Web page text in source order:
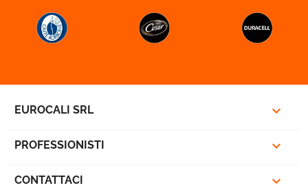
EUROCALI SRL 
PROFESSIONISTI 
CONTATTACI 